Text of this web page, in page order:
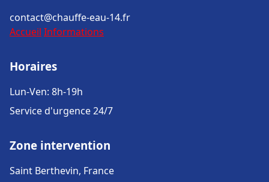
contact@chauffe-eau-14.fr
Accueil Informations
Horaires
Lun-Ven: 8h-19h
Service d'urgence 24/7
Zone intervention
Saint Berthevin, France